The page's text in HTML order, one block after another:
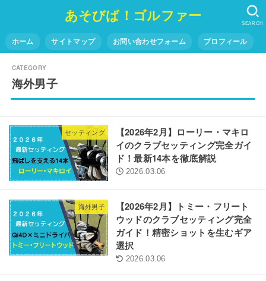
あそびば！ゴルファー
ホーム サイトマップ お問い合わせフォーム プロフィール
SEARCH
海外男子
セッティング
【2026年2月】ローリー・マキロ
イのクラブセッティング完全ガイ
ド！最新14本を徹底解説
2026.03.06
海外男子
【2026年2月】トミー・フリート
ウッドのクラブセッティング完全
ガイド！精密ショットを生むギア
選択
2026.03.06